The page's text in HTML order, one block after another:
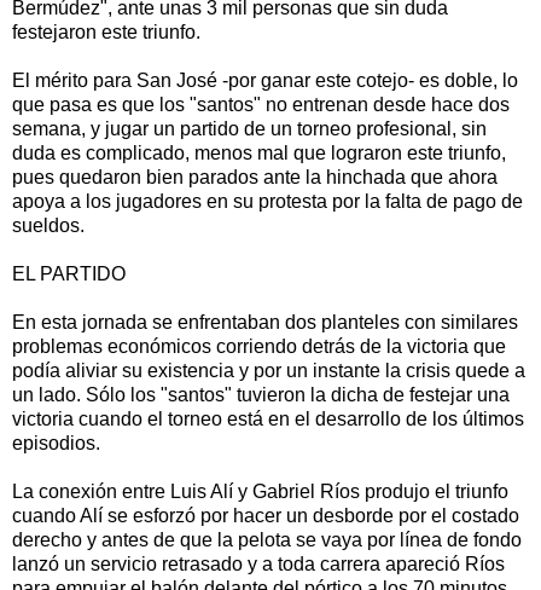
Bermúdez", ante unas 3 mil personas que sin duda
festejaron este triunfo.
El mérito para San José -por ganar este cotejo- es doble, lo
que pasa es que los "santos" no entrenan desde hace dos
semana, y jugar un partido de un torneo profesional, sin
duda es complicado, menos mal que lograron este triunfo,
pues quedaron bien parados ante la hinchada que ahora
apoya a los jugadores en su protesta por la falta de pago de
sueldos.
EL PARTIDO
En esta jornada se enfrentaban dos planteles con similares
problemas económicos corriendo detrás de la victoria que
podía aliviar su existencia y por un instante la crisis quede a
un lado. Sólo los "santos" tuvieron la dicha de festejar una
victoria cuando el torneo está en el desarrollo de los últimos
episodios.
La conexión entre Luis Alí y Gabriel Ríos produjo el triunfo
cuando Alí se esforzó por hacer un desborde por el costado
derecho y antes de que la pelota se vaya por línea de fondo
lanzó un servicio retrasado y a toda carrera apareció Ríos